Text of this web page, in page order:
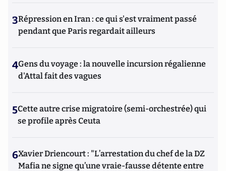
3Répression en Iran : ce qui s'est vraiment passé
pendant que Paris regardait ailleurs
4Gens du voyage : la nouvelle incursion régalienne
d'Attal fait des vagues
5Cette autre crise migratoire (semi-orchestrée) qui
se profile après Ceuta
6Xavier Driencourt : "L’arrestation du chef de la DZ
Mafia ne signe qu’une vraie-fausse détente entre